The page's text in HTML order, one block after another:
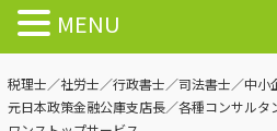
税理士／社労士／行政書士／司法書士／中
元日本政策金融公庫支店長／各種コンサル
MENU